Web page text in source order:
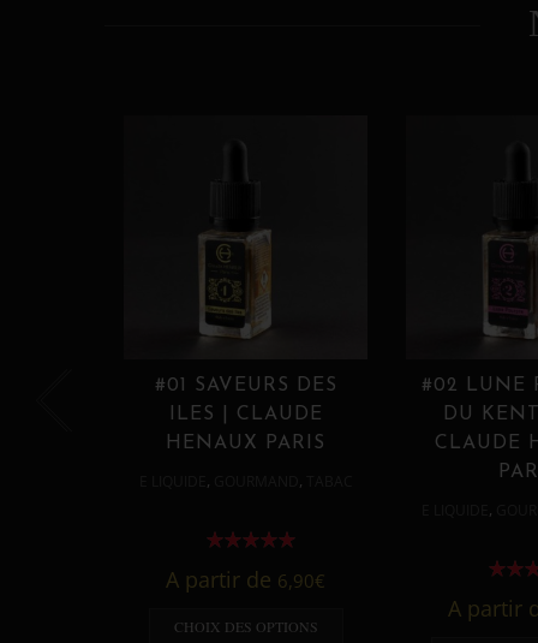
#01 SAVEURS DES
ILES | CLAUDE
HENAUX PARIS
, ,
A partir de 6,90€
CHOIX DES OPTIONS
#02 LUNE
DU
CLAUDE
,
A partir